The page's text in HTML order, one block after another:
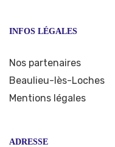
INFOS LÉGALES
Nos partenaires
Beaulieu-lès-Loches
Mentions légales
ADRESSE